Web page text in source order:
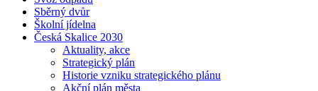
Sběrný dvůr
Školní jídelna
Česká Skalice 2030
Aktuality, akce
Strategický plán
Historie vzniku strategického plánu
Akční plán města